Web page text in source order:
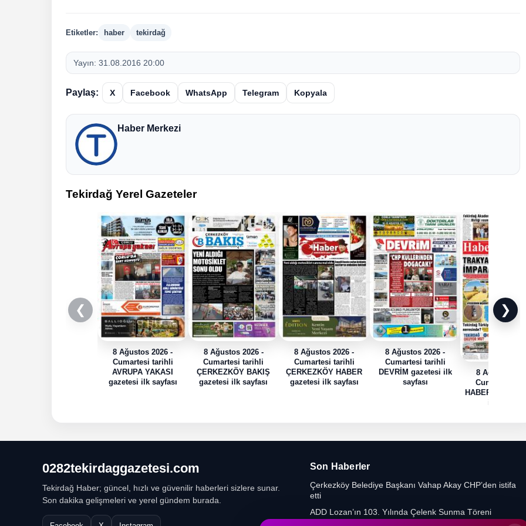
Etiketler: haber tekirdağ
Yayın: 31.08.2016 20:00
Paylaş: X Facebook WhatsApp Telegram Kopyala
Haber Merkezi
Tekirdağ Yerel Gazeteler
❮
8 Ağustos 2026 -
Cumartesi tarihli
AVRUPA YAKASI
gazetesi ilk sayfası
8 Ağustos 2026 -
Cumartesi tarihli
ÇERKEZKÖY BAKIŞ
gazetesi ilk sayfası
8 Ağustos 2026 -
Cumartesi tarihli
ÇERKEZKÖY HABER
gazetesi ilk sayfası
8 Ağustos 2026 -
Cumartesi tarihli
DEVRİM gazetesi ilk
sayfası
8 Ağustos
Cumartesi
HABER TRAK
❯
0282tekirdaggazetesi.com
Tekirdağ Haber; güncel, hızlı ve güvenilir haberleri sizlere sunar.
Son dakika gelişmeleri ve yerel gündem burada.
Son Haberler
Çerkezköy Belediye Başkanı Vahap Akay CHP’den istifa
etti
ADD Lozan’ın 103. Yılında Çelenk Sunma Töreni